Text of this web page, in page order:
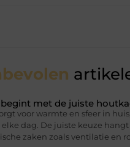
met de juiste
voor warmte en sfeer in
dag. De juiste keuze
zaken zoals ventilatie en